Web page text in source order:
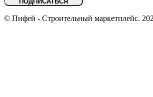
© Пифей - Строительный маркетплейс.